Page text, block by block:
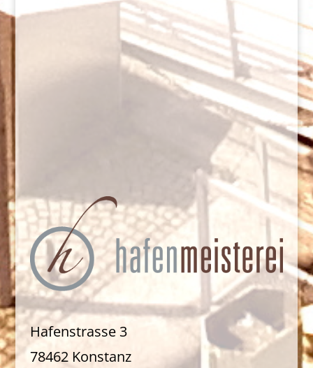
Hafenstrasse 3
78462 Konstanz